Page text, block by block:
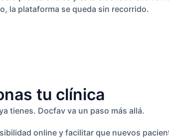
la plataforma se queda sin recorrido.
tu clínica
tienes. Docfav va un paso más allá.
online y facilitar que nuevos